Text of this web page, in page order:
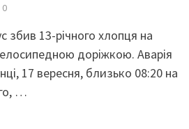
0
збив 13-річного хлопця на
доріжкою. Аварія
17 вересня, близько 08:20 на
…